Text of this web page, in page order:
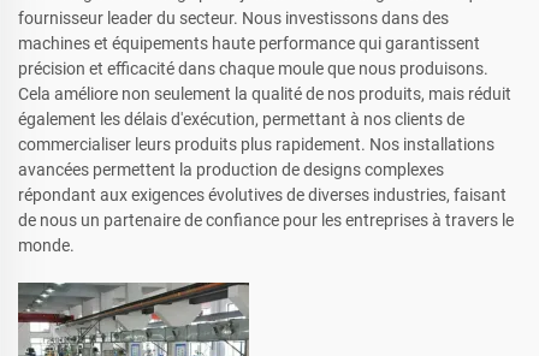
fournisseur leader du secteur. Nous investissons dans des
machines et équipements haute performance qui garantissent
précision et efficacité dans chaque moule que nous produisons.
Cela améliore non seulement la qualité de nos produits, mais réduit
également les délais d'exécution, permettant à nos clients de
commercialiser leurs produits plus rapidement. Nos installations
avancées permettent la production de designs complexes
répondant aux exigences évolutives de diverses industries, faisant
de nous un partenaire de confiance pour les entreprises à travers le
monde.